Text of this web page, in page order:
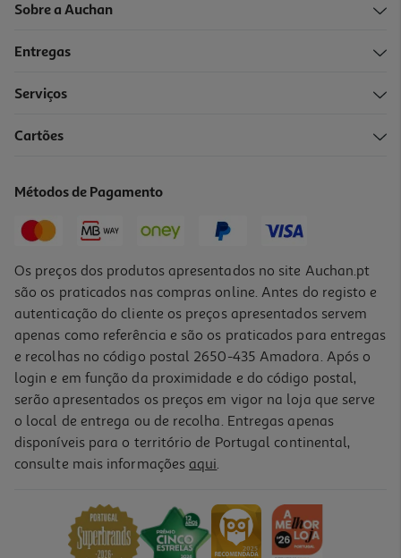
-45%
Price reduced from
1,79 €to
Promoção
-41%
Conjunto De 4 Esferográficas Auchan Azul
Price reduced from
Sobre a Auchan
Entregas
Serviços
Cartões
Métodos de Pagamento
Os preços dos produtos apresentados no site Auchan.pt
são os praticados nas compras online. Antes do registo e
autenticação do cliente os preços apresentados servem
apenas como referência e são os praticados para entregas
e recolhas no código postal 2650-435 Amadora. Após o
login e em função da proximidade e do código postal,
serão apresentados os preços em vigor na loja que serve
o local de entrega ou de recolha. Entregas apenas
disponíveis para o território de Portugal continental,
consulte mais informações aqui.